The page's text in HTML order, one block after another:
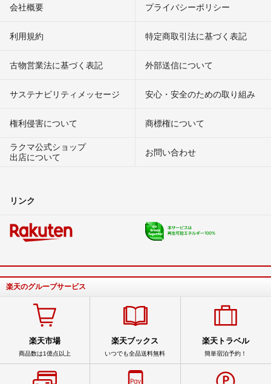
会社概要 プライバシーポリシー
利用規約 特定商取引法に基づく表記
古物営業法に基づく表記 外部送信について
サステナビリティメッセージ 安心・安全のための取り組み
権利侵害について
商標権について
ラクマ公式ショップ
出店について
お問い合わせ
リンク
楽天のグループサービス
楽天市場
商品数は1億点以上
楽天ブックス
いつでも全品送料無料
楽天トラベル
簡単宿泊予約！